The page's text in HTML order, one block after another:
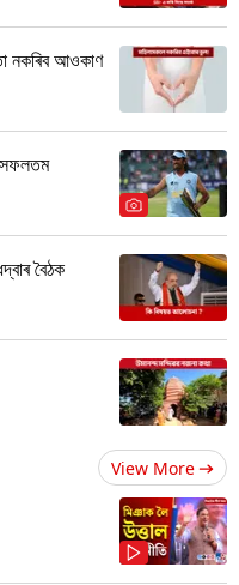
নকৰিব আওকাণ
সফলতম
বৈঠক
View More